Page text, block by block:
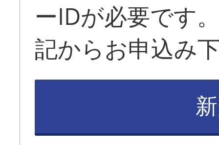
ーIDが必要です
記からお申込み